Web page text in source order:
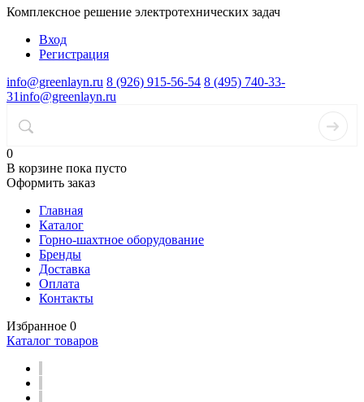
Комплексное решение электротехнических задач
Вход
Регистрация
info@greenlayn.ru 8 (926) 915-56-54 8 (495) 740-33-
31info@greenlayn.ru
0
В корзине пока пусто
Оформить заказ
Главная
Каталог
Горно-шахтное оборудование
Бренды
Доставка
Оплата
Контакты
Избранное 0
Каталог товаров